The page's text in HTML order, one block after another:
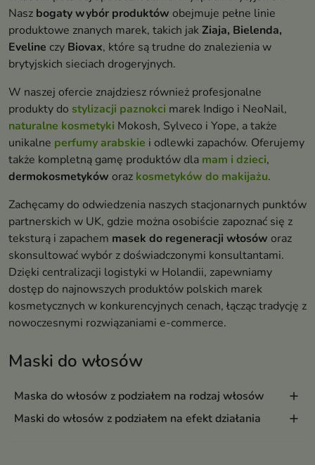
Maski do włosów
Maska do włosów z podziałem na rodzaj włosów
Maski do włosów z podziałem na efekt działania
Nasz bogaty wybór produktów obejmuje pełne linie
produktowe znanych marek, takich jakZiaja, Bielenda,
Eveline czy Biovax, które są trudne do znalezienia w
brytyjskich sieciach drogeryjnych.
W naszej ofercie znajdziesz również profesjonalne
produkty do stylizacji paznokci marek Indigo i NeoNail,
naturalne kosmetyki Mokosh, Sylveco i Yope, a także
unikalne perfumy arabskie i odlewki zapachów. Oferujemy
także kompletną gamę produktów dla mam i dzieci,
dermokosmetyków oraz kosmetyków do makijażu.
Zachęcamy do odwiedzenia naszych stacjonarnych punktów
partnerskich w UK, gdzie można osobiście zapoznać się z
teksturą i zapachem masek do regeneracji włosów oraz
skonsultować wybór z doświadczonymi konsultantami.
Dzięki centralizacji logistyki w Holandii, zapewniamy
dostęp do najnowszych produktów polskich marek
kosmetycznych w konkurencyjnych cenach, łącząc tradycję z
nowoczesnymi rozwiązaniami e-commerce.